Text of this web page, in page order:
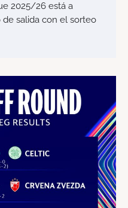
2025/26 está a
salida con el sorteo